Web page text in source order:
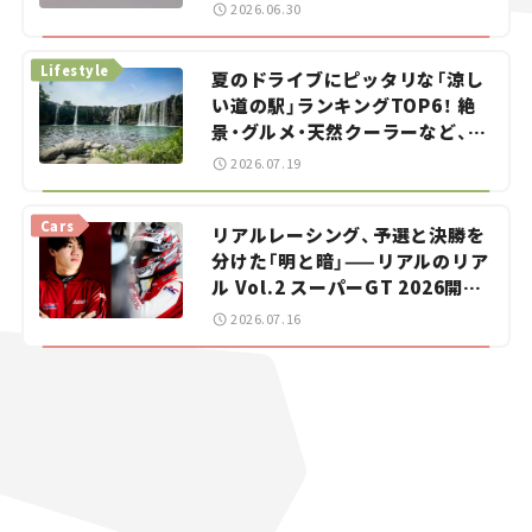
2026.06.30
夏のドライブにピッタリな「涼し
い道の駅」ランキングTOP6！ 絶
景・グルメ・天然クーラーなど、避
暑におすすめのスポットを紹介
Lifestyle
2026.07.19
リアルレーシング、予選と決勝を
分けた「明と暗」——リアルのリア
ル Vol.2 スーパーGT 2026開幕
戦 岡山国際サーキット
Cars
2026.07.16